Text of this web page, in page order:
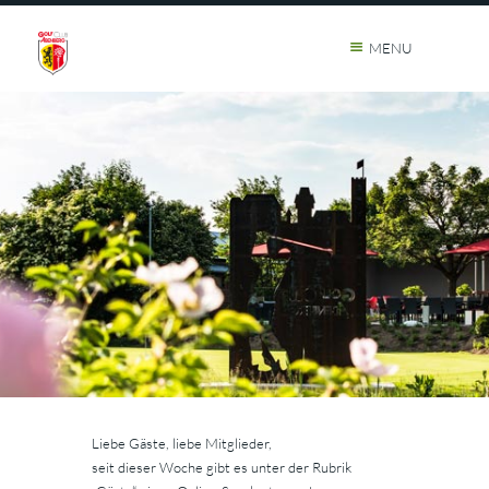
MENU
Liebe Gäste, liebe Mitglieder,
seit dieser Woche gibt es unter der Rubrik